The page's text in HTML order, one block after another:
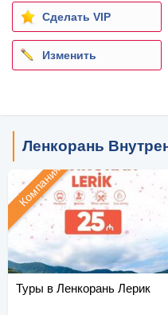
Сделать VIP
Изменить
Ленкорань
Туры в Ленкорань Лерик
Компания